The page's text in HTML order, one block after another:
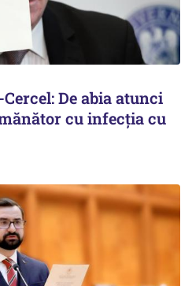
De abia atunci
cu infecția cu